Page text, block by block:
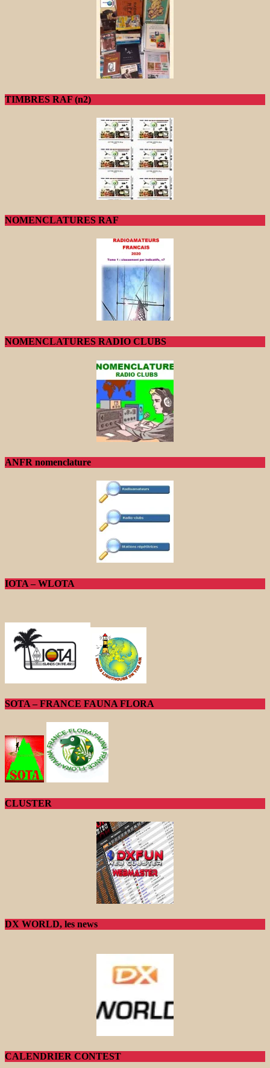
TIMBRES RAF (n2)
NOMENCLATURES RAF
NOMENCLATURES RADIO CLUBS
ANFR nomenclature
IOTA – WLOTA
SOTA – FRANCE FAUNA FLORA
CLUSTER
DX WORLD, les news
CALENDRIER CONTEST